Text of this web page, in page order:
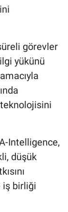
görevler
yükünü
Intelligence,
düşük
iş birliği